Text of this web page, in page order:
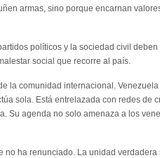
armas, sino porque encarnan
políticos y la sociedad civil
social que recorre al país.
la comunidad internacional.
sola. Está entrelazada con redes de
Su agenda no solo amenaza a los
no ha renunciado. La unidad verdadera